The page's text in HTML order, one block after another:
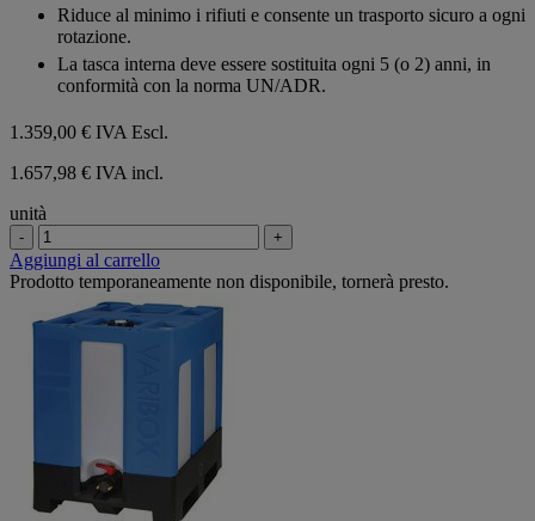
Riduce al minimo i rifiuti e consente un trasporto sicuro a ogni
rotazione.
La tasca interna deve essere sostituita ogni 5 (o 2) anni, in
conformità con la norma UN/ADR.
1.359,00 € IVA Escl.
1.657,98 € IVA incl.
unità
- +
Aggiungi al carrello
Prodotto temporaneamente non disponibile, tornerà presto.